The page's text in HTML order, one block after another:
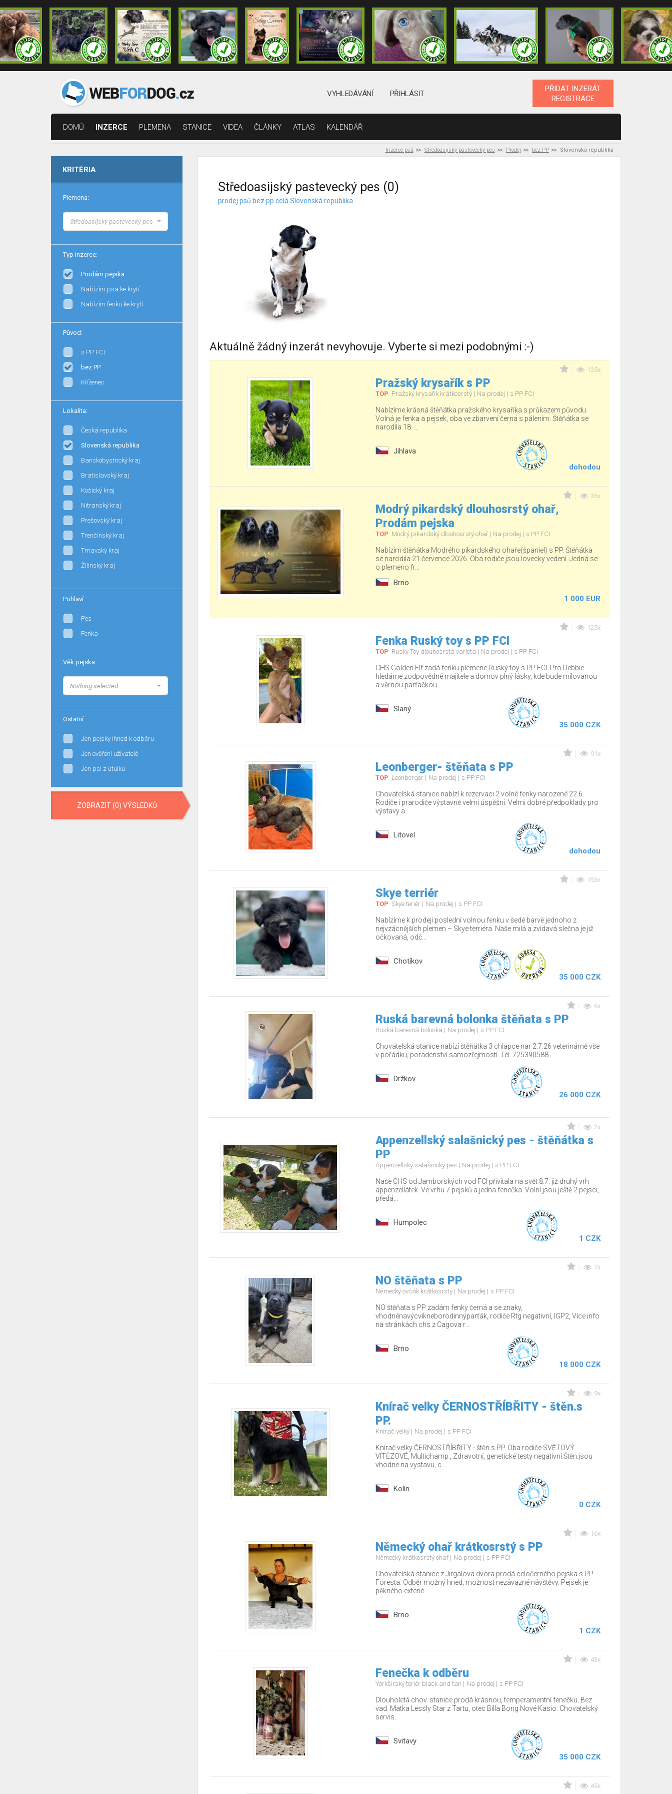
VYHLEDÁVÁNÍ PŘIHLÁSIT
PŘIDAT INZERÁT
REGISTRACE
DOMŮ INZERCE PLEMENA STANICE VIDEA ČLÁNKY ATLAS KALENDÁŘ
Inzerce psů Středoasijský pastevecký pes Prodej bez PP Slovenská republika
KRITÉRIA
Plemena:
Středoasijský pastevecký pes
Typ inzerce:
Prodám pejska
Nabízím psa ke krytí
Nabízím fenku ke krytí
Původ:
s PP FCI
bez PP
Kříženec
Lokalita:
Česká republika
Slovenská republika
Banskobystrický kraj
Bratislavský kraj
Košický kraj
Nitranský kraj
Prešovský kraj
Trenčínský kraj
Trnavský kraj
Žilinský kraj
Pohlaví:
Pes
Fenka
Věk pejska:
Nothing selected
Ostatní:
Jen pejsky ihned k odběru
Jen ověření uživatelé
Jen psi z útulku
ZOBRAZIT (0) VÝSLEDKŮ
Středoasijský pastevecký pes (0)
prodej psů bez pp celá Slovenská republika
Aktuálně žádný inzerát nevyhovuje. Vyberte si mezi podobnými :-)
135x
Pražský krysařík s PP
TOP Pražský krysařík krátkosrstý Na prodej s PP FCI
Nabízíme krásná štěňátka pražského krysaříka s průkazem původu.
Volná je fenka a pejsek, oba ve zbarvení černá s pálením. Štěňátka se
narodila 18. ...
Jihlava
dohodou
36x
Modrý pikardský dlouhosrstý ohař,
Prodám pejska
TOP Modrý pikardský dlouhosrstý ohař Na prodej s PP FCI
Nabízím štěňátka Modrého pikardského ohaře(španiel) s PP. Štěňátka
se narodila 21.července 2026. Oba rodiče jsou lovecky vedení. Jedná se
o plemeno fr...
Brno
1 000 EUR
125x
Fenka Ruský toy s PP FCI
TOP Ruský Toy dlouhosrstá varieta Na prodej s PP FCI
CHS Golden Elf zadá fenku plemene Ruský toy s PP FCI. Pro Debbie
hledáme zodpovědné majitele a domov plný lásky, kde bude milovanou
a věrnou parťačkou...
Slaný
35 000 CZK
91x
Leonberger- štěňata s PP
TOP Leonberger Na prodej s PP FCI
Chovatelská stanice nabízí k rezervaci 2 volné fenky narozené 22.6..
Rodiče i prarodiče výstavně velmi úspěšní. Velmi dobré předpoklady pro
výstavy a...
Litovel
dohodou
153x
Skye terriér
TOP Skye teriér Na prodej s PP FCI
Nabízíme k prodeji poslední volnou fenku v šedé barvě jednoho z
nejvzácnějších plemen – Skye terriéra. Naše milá a zvídavá slečna je již
očkovaná, odč...
Chotíkov
35 000 CZK
6x
Ruská barevná bolonka štěňata s PP
Ruská barevná bolonka Na prodej s PP FCI
Chovatelská stanice nabízí štěňátka 3 chlapce nar 2.7.26 veterinárně vše
v pořádku, poradenství samozřejmostí. Tel. 725390588
Držkov
26 000 CZK
2x
Appenzellský salašnický pes - štěňátka s
PP
Appenzellský salašnický pes Na prodej s PP FCI
Naše CHS od Jamborských vod FCI přivítala na svět 8.7. již druhý vrh
appenzellátek. Ve vrhu 7 pejsků a jedna fenečka. Volní jsou ještě 2 pejsci,
předá...
Humpolec
1 CZK
7x
NO štěňata s PP
Německý ovčák krátkosrstý Na prodej s PP FCI
NO štěňata s PP zadám fenky černá a se znaky,
vhodnénavýcvikneborodinnýparťák, rodiče Rtg negativní, IGP2, Více info
na stránkách chs z Cagova r...
Brno
18 000 CZK
9x
Knírač velky ČERNOSTŘÍBŘITY - štěn.s
PP.
Knírač velký Na prodej s PP FCI
Knírač velky ČERNOSTŘÍBŘITY - štěn.s PP. Oba rodiče SVĚTOVÝ
VÍTĚZOVÉ, Multichamp., Zdravotní, genetické testy negativní.Štěn.jsou
vhodne na vystavu, c...
Kolín
0 CZK
16x
Německý ohař krátkosrstý s PP
Německý krátkosrstý ohař Na prodej s PP FCI
Chovatelská stanice z Jirgalova dvora prodá celočerného pejska s PP -
Foresta. Odběr možný hned, možnost nezávazné návštěvy. Pejsek je
pěkného exterié...
Brno
1 CZK
43x
Fenečka k odběru
Yorkšírský teriér black and tan Na prodej s PP FCI
Dlouholetá chov. stanice prodá krásnou, temperamentní fenečku. Bez
vad. Matka Lessly Star z Tartu, otec Billa Bong Nové Kasio. Chovatelský
servis.
Svitavy
35 000 CZK
45x